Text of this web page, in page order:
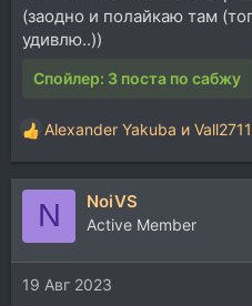
(заодно и полайкаю там
удивлю..))
Спойлер: 3 поста по сабжу
Р
е
а
и
и
:
Alexander Yakuba и
N NoiVS
Active Member
19 Авг 2023